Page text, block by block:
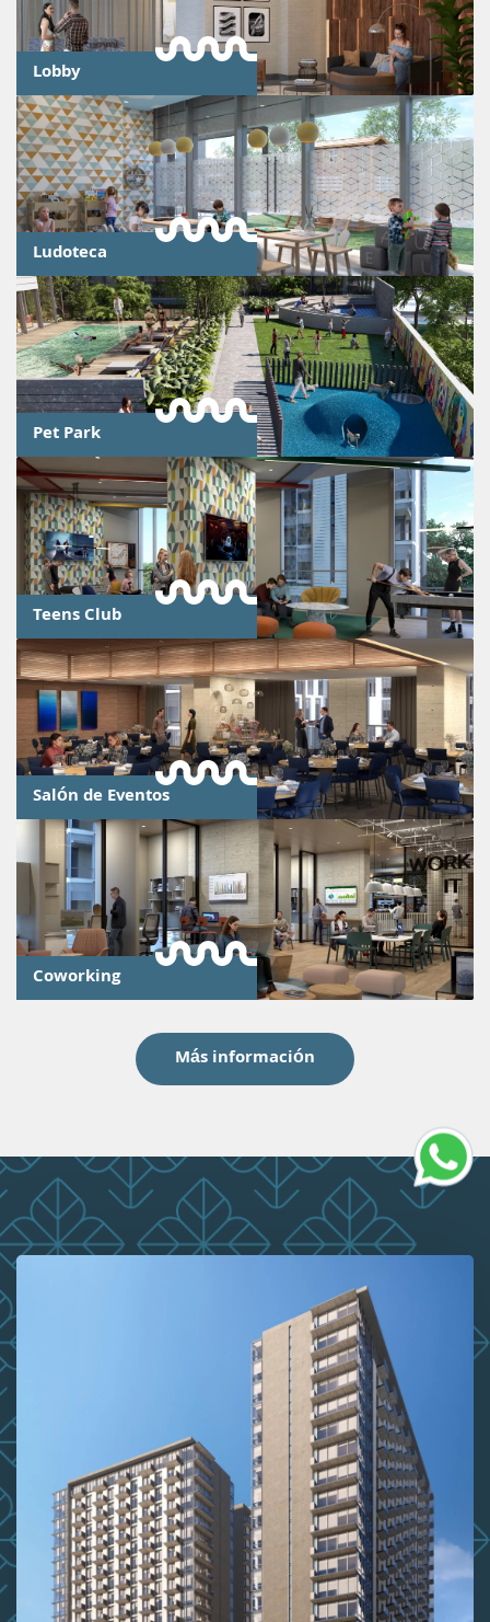
Lobby
Ludoteca
Pet Park
Teens Club
Salón de Eventos
Coworking
Más información